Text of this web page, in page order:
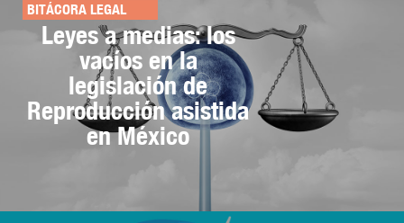
BITÁCORA LEGAL
Leyes a medias: los
vacíos en la
legislación de
Reproducción asistida
en México